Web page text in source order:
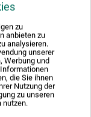
zu
anbieten zu
analysieren.
unserer
Werbung und
die Sie ihnen
Nutzung der
zu unseren
nutzen.
und Zeichnen
verknüpft
von Hand
merken als
der Handschrift,
einmal mit der